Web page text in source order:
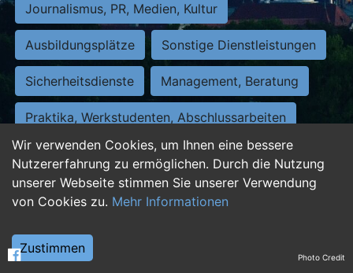
Wir verwenden Cookies, um Ihnen eine bessere
Nutzererfahrung zu ermöglichen. Durch die Nutzung
unserer Webseite stimmen Sie unserer Verwendung
von Cookies zu. Mehr Informationen
Zustimmen
Journalismus, PR, Medien, Kultur
Ausbildungsplätze Sonstige Dienstleistungen
Sicherheitsdienste Management, Beratung
Praktika, Werkstudenten, Abschlussarbeiten
Personalwesen Assistenz, Sekretariat
Hilfskräfte, Aushilfs- und Nebenjobs
Weiterbildung, Studium, duale Ausbildung Photo Credit